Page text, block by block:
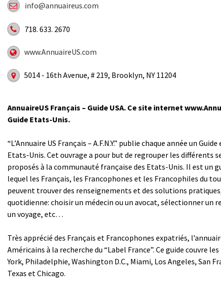
info@annuaireus.com
718. 633. 2670
www.AnnuaireUS.com
5014 - 16th Avenue, # 219, Brooklyn, NY 11204
AnnuaireUS Français – Guide USA. Ce site internet
Guide Etats-Unis.
“L’Annuaire US Français – A.F.N.Y.” publie chaque année un
Etats-Unis. Cet ouvrage a pour but de regrouper les différents
proposés à la communauté française des Etats-Unis. Il est un
lequel les Français, les Francophones et les Francophiles du
peuvent trouver des renseignements et des solutions
quotidienne: choisir un médecin ou un avocat, sélectionner un
un voyage, etc…
Très apprécié des Français et Francophones expatriés,
Américains à la recherche du “Label France”. Ce guide couvre
York, Philadelphie, Washington D.C., Miami, Los Angeles, San
Texas et Chicago.